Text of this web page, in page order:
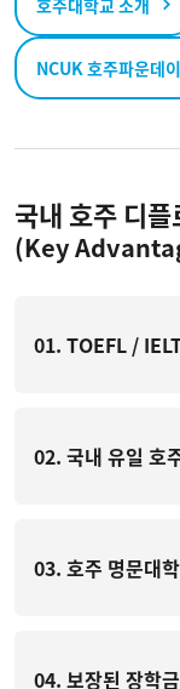
호주대학교 소개
NCUK 호주파운데
국내 호주 디
(Key
01. TOEFL /
02. 국내 유일 호
03. 호주 명문대
04. 보장된 장학